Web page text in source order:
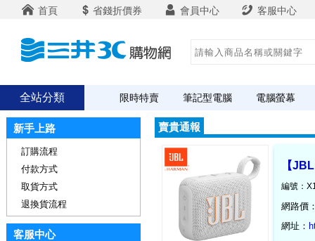
首頁 省錢折價券 會員中心 客服中心
全站分類 限時特賣 筆記型電腦 電腦螢幕
賣貴通報
【
編號：
網路價
網址：
新手上路
訂購流程
付款方式
取貨方式
退換貨流程
客服中心